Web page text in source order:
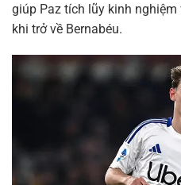
giúp Paz tích lũy kinh
khi trở về Bernabéu.